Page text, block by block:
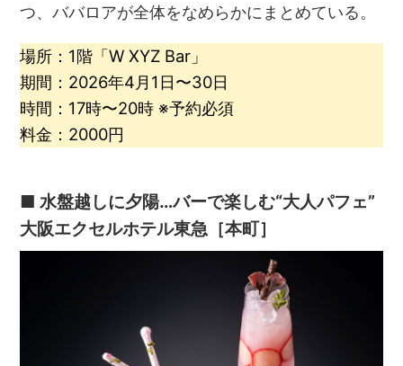
つ、ババロアが全体をなめらかにまとめている。
場所：1階「W XYZ Bar」
期間：2026年4月1日〜30日
時間：17時〜20時 ※予約必須
料金：2000円
■ 水盤越しに夕陽…バーで楽しむ“大人パフェ”
大阪エクセルホテル東急［本町］